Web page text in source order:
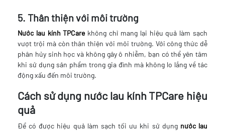
5. Thân thiện với môi trường
Nước lau kính TPCarekhông chỉ mang lại hiệu quả làm sạch
vượt trội mà còn thân thiện với môi trường. Với công thức dễ
phân hủy sinh học và không gây ô nhiễm, bạn có thể yên tâm
khi sử dụng sản phẩm trong gia đình mà không lo lắng về tác
động xấu đến môi trường.
Cách sử dụng nước lau kính TPCare hiệu
quả
Để có được hiệu quả làm sạch tối ưu khi sử dụng nước lau